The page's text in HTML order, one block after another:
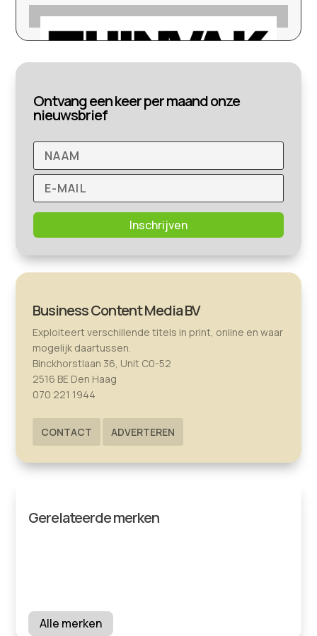
Ontvang een keer per maand onze
nieuwsbrief
Inschrijven
Business Content Media BV
Exploiteert verschillende titels in print, online en waar
mogelijk daartussen.
Binckhorstlaan 36, Unit C0-52
2516 BE Den Haag
070 221 1944
CONTACT ADVERTEREN
Gerelateerde merken
Alle merken